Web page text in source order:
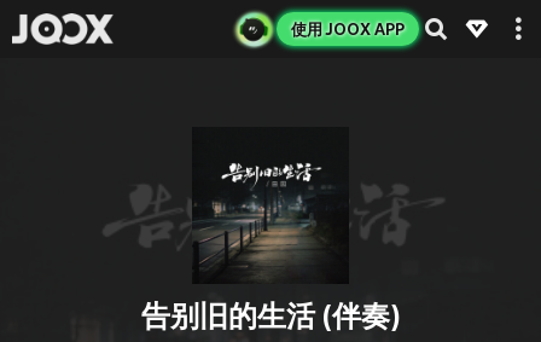
使用 JOOX APP
告别旧的生活 (伴奏)